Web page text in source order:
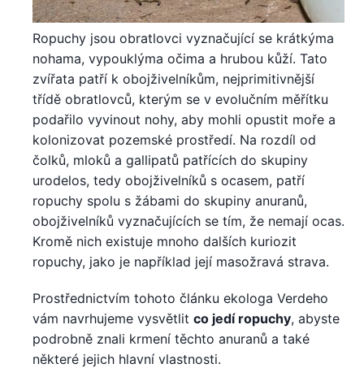
Ropuchy jsou obratlovci vyznačující se krátkýma
nohama, vypouklýma očima a hrubou kůží. Tato
zvířata patří k obojživelníkům, nejprimitivnější
třídě obratlovců, kterým se v evolučním měřítku
podařilo vyvinout nohy, aby mohli opustit moře a
kolonizovat pozemské prostředí. Na rozdíl od
čolků, mloků a gallipatů patřících do skupiny
urodelos, tedy obojživelníků s ocasem, patří
ropuchy spolu s žábami do skupiny anuranů,
obojživelníků vyznačujících se tím, že nemají ocas.
Kromě nich existuje mnoho dalších kuriozit
ropuchy, jako je například její masožravá strava.
Prostřednictvím tohoto článku ekologa Verdeho
vám navrhujeme vysvětlit co jedí ropuchy, abyste
podrobně znali krmení těchto anuranů a také
některé jejich hlavní vlastnosti.